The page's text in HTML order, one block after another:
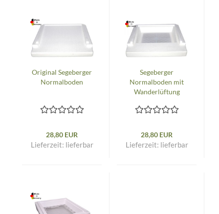
Original Segeberger
Normalboden
28,80 EUR
Lieferzeit: lieferbar
Segeberger
Normalboden mit
Wanderlüftung
28,80 EUR
Lieferzeit: lieferbar